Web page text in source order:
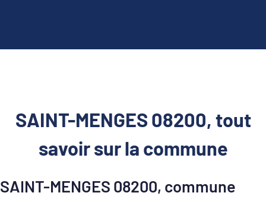
SAINT-MENGES 08200, tout
savoir sur la commune
SAINT-MENGES 08200, commune